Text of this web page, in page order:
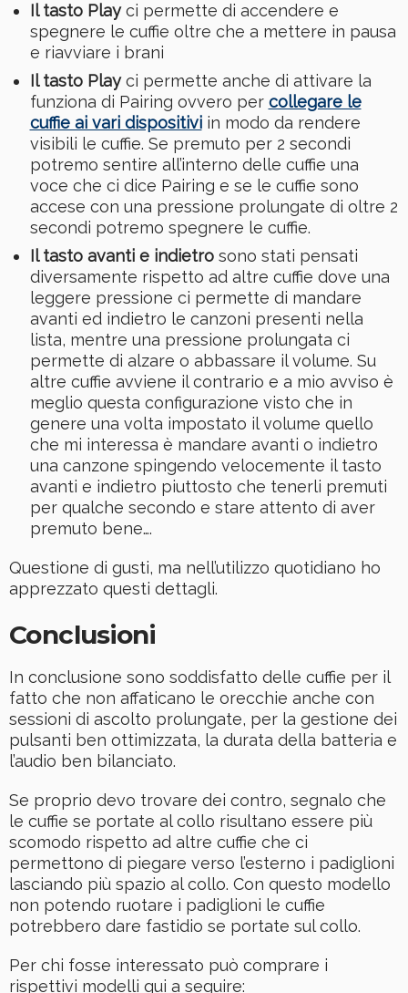
Il tasto Playci permette di accendere e
spegnere le cuffie oltre che a mettere in pausa
e riavviare i brani
Il tasto Playci permette anche di attivare la
funziona di Pairing ovvero per collegare le
cuffie ai vari dispositiviin modo da rendere
visibili le cuffie. Se premuto per 2 secondi
potremo sentire all’interno delle cuffie una
voce che ci dice Pairing e se le cuffie sono
accese con una pressione prolungate di oltre 2
secondi potremo spegnere le cuffie.
Il tasto avanti e indietrosono stati pensati
diversamente rispetto ad altre cuffie dove una
leggere pressione ci permette di mandare
avanti ed indietro le canzoni presenti nella
lista, mentre una pressione prolungata ci
permette di alzare o abbassare il volume. Su
altre cuffie avviene il contrario e a mio avviso è
meglio questa configurazione visto che in
genere una volta impostato il volume quello
che mi interessa è mandare avanti o indietro
una canzone spingendo velocemente il tasto
avanti e indietro piuttosto che tenerli premuti
per qualche secondo e stare attento di aver
premuto bene….
Questione di gusti, ma nell’utilizzo quotidiano ho
apprezzato questi dettagli.
Conclusioni
In conclusione sono soddisfatto delle cuffie per il
fatto che non affaticano le orecchie anche con
sessioni di ascolto prolungate, per la gestione dei
pulsanti ben ottimizzata, la durata della batteria e
l’audio ben bilanciato.
Se proprio devo trovare dei contro, segnalo che
le cuffie se portate al collo risultano essere più
scomodo rispetto ad altre cuffie che ci
permettono di piegare verso l’esterno i padiglioni
lasciando più spazio al collo. Con questo modello
non potendo ruotare i padiglioni le cuffie
potrebbero dare fastidio se portate sul collo.
Per chi fosse interessato può comprare i
rispettivi modelli qui a seguire: